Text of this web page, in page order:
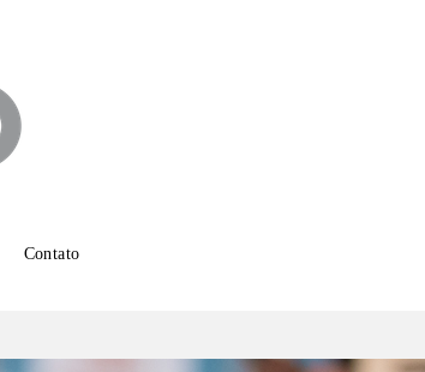
Contato